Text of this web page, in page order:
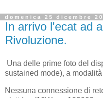
domenica 25 dicembre
In arrivo l'ecat ad
Rivoluzione.
Una delle prime foto del
sustained mode), a
Nessuna connessione di